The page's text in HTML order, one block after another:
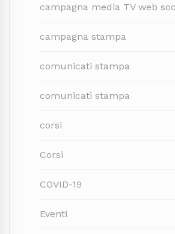
campagna media TV web
campagna stampa
comunicati stampa
comunicati stampa
corsi
Corsi
COVID-19
Eventi